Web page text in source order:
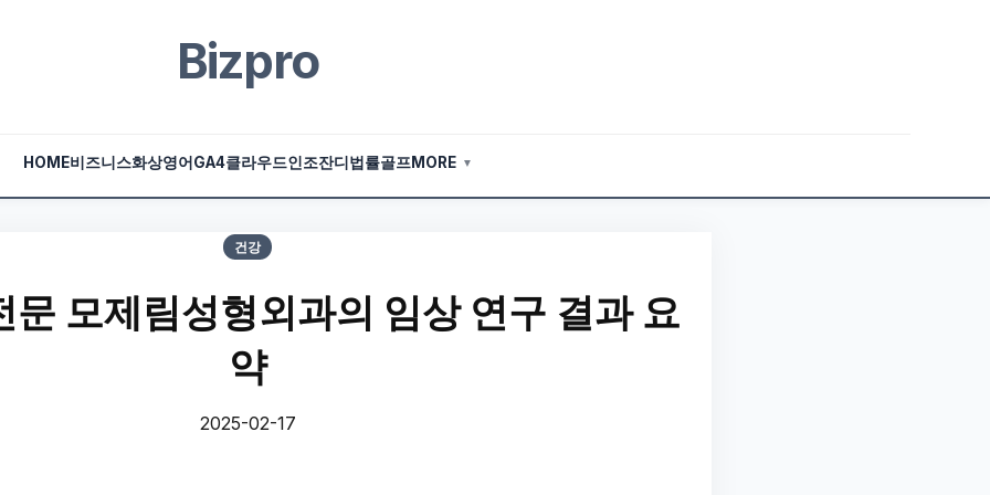
Bizpro
HOME비즈니스화상영어 GA4클라우드인조잔디 법률골프MORE ▼
건강
문 모제림성형외과의 임상 연구 결과 요
약
2025-02-17